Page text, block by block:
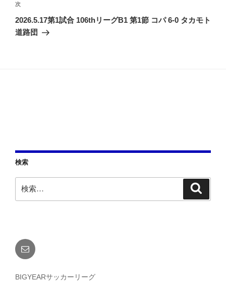
ゲ
ー
シ
次
の
投
次
2026.5.17第1試合 106thリーグB1 第1節 コパ 6-0 タカモト
道路団
検索
索:
メ
ー
BIGYEARサッカーリーグ